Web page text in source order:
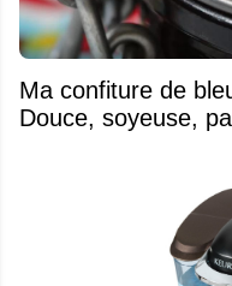
Ma confiture de
Douce, soyeuse,